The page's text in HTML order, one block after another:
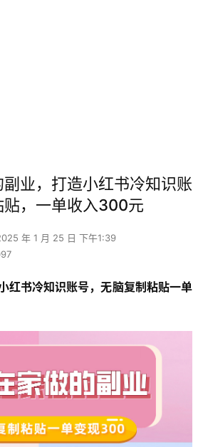
业，打造小红书冷知识账
贴，一单收入300元
年 1 月 25 日 下午1:39
红书冷知识账号，无脑复制粘贴一单